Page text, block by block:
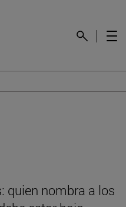
quien nombra a los